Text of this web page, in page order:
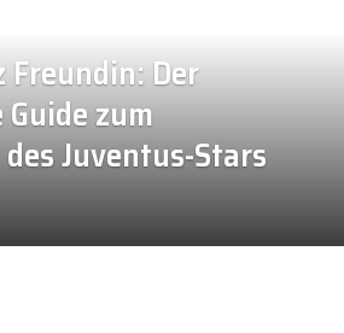
Der
zum
Juventus-Stars